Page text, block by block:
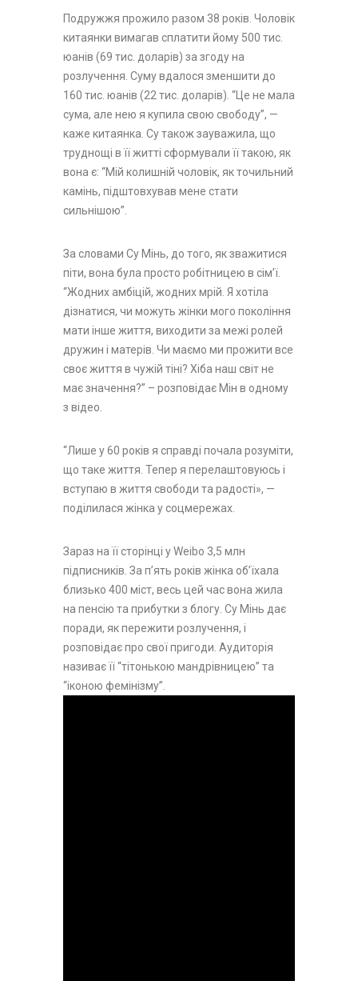
Подружжя прожило разом 38 років. Чоловік
китаянки вимагав сплатити йому 500 тис.
юанів (69 тис. доларів) за згоду на
розлучення. Суму вдалося зменшити до
160 тис. юанів (22 тис. доларів). “Це не мала
сума, але нею я купила свою свободу”, —
каже китаянка. Су також зауважила, що
труднощі в її житті сформували її такою, як
вона є: “Мій колишній чоловік, як точильний
камінь, підштовхував мене стати
сильнішою”.
За словами Су Мінь, до того, як зважитися
піти, вона була просто робітницею в сім’ї.
“Жодних амбіцій, жодних мрій. Я хотіла
дізнатися, чи можуть жінки мого покоління
мати інше життя, виходити за межі ролей
дружин і матерів. Чи маємо ми прожити все
своє життя в чужій тіні? Хіба наш світ не
має значення?” – розповідає Мін в одному
з відео.
“Лише у 60 років я справді почала розуміти,
що таке життя. Тепер я перелаштовуюсь і
вступаю в життя свободи та радості», —
поділилася жінка у соцмережах.
Зараз на її сторінці у Weibo 3,5 млн
підписників. За п’ять років жінка об’їхала
близько 400 міст, весь цей час вона жила
на пенсію та прибутки з блогу. Су Мінь дає
поради, як пережити розлучення, і
розповідає про свої пригоди. Аудиторія
називає її “тітонькою мандрівницею” та
“іконою фемінізму”.